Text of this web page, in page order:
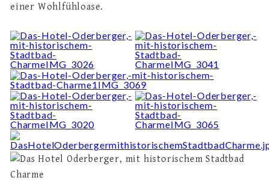
einer Wohlfühloase.